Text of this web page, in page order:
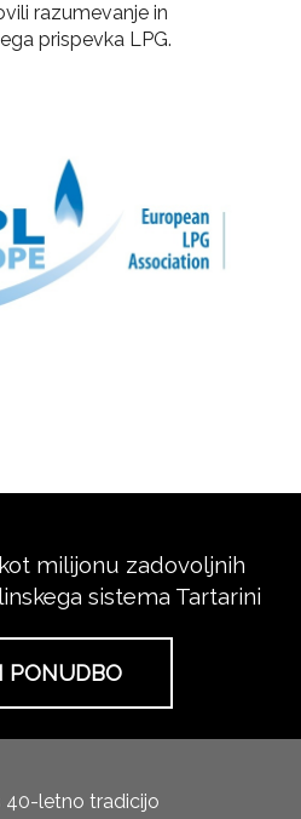
razumevanje in
prispevka LPG.
milijonu zadovoljnih
sistema Tartarini
PONUDBO
40-letno tradicijo